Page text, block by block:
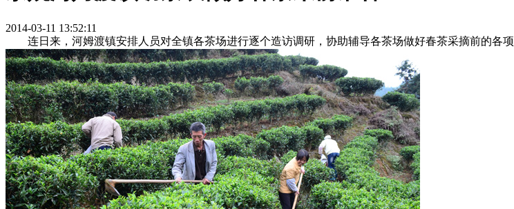
2014-03-11 13:52:11
连日来，河姆渡镇安排人员对全镇各茶场进行逐个造访调研，协助辅导各茶场做好春茶采摘前的各项